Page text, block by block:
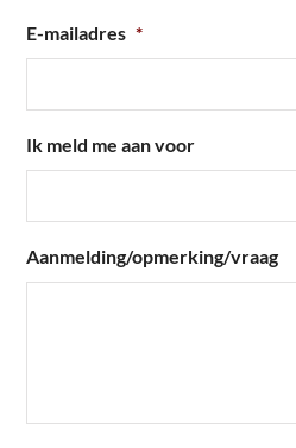
E-mailadres *
Ik meld me aan voor
Aanmelding/opmerking/vraag